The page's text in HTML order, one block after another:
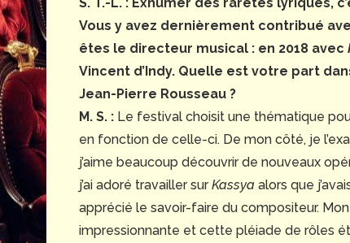
Vous y avez dernièrement contribué
êtes le directeur musical : en 2018 avec
Vincent d’Indy. Quelle est votre part
Jean-Pierre Rousseau ?
M. S. : Le festival choisit une thématique
en fonction de celle-ci. De mon côté, je
j’aime beaucoup découvrir de nouveaux
j’ai adoré travailler surKassya alors que
apprécié le savoir-faire du compositeur.
impressionnante et cette pléiade de rôles